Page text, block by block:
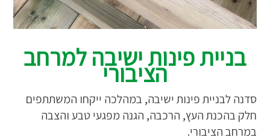
בניית פינות ישיבה למרחב
הציבורי
סדנה לבניית פינות ישיבה, במהלכה ייקחו המשתתפים
חלק בהכנת העץ, הרכבה, הגנה מפגעי טבע והצבה
במרחב הציבורי.